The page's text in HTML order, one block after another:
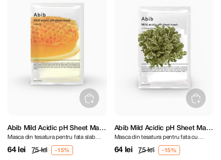
Abib Mild Acidic pH Sheet Mask
Honey Fit
Masca din tesatura pentru fata slab
64 lei 75 lei
Abib Mild Acidic pH Sheet Mask
Jericho Rose Fit
Masca din tesatura pentru fata cu
trandafir de Jericho
64 lei 75 lei